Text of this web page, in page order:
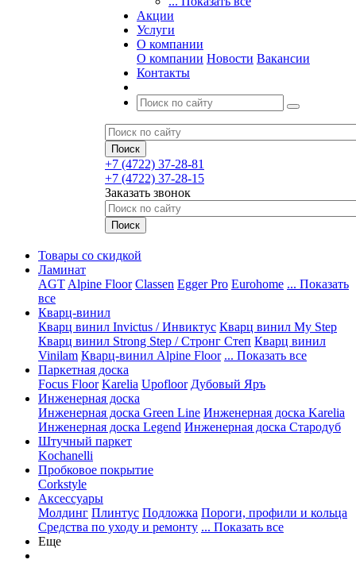
Акции
Услуги
О компании
О компании Новости Вакансии
Контакты
+7 (4722) 37-28-81
+7 (4722) 37-28-15
Заказать звонок
Товары со скидкой
Ламинат
AGT Alpine Floor Classen Egger Pro Eurohome ... Показать
все
Кварц-винил
Кварц винил Invictus / Инвиктус Кварц винил My Step
Кварц винил Strong Step / Стронг Степ Кварц винил
Vinilam Кварц-винил Alpine Floor ... Показать все
Паркетная доска
Focus Floor Karelia Upofloor Дубовый Яръ
Инженерная доска
Инженерная доска Green Line Инженерная доска Karelia
Инженерная доска Legend Инженерная доска Стародуб
Штучный паркет
Kochanelli
Пробковое покрытие
Corkstyle
Аксессуары
Молдинг Плинтус Подложка Пороги, профили и кольца
Средства по уходу и ремонту ... Показать все
Еще